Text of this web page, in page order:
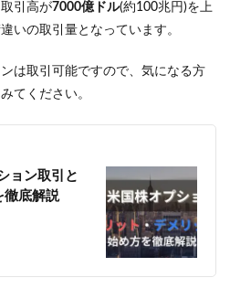
引高が7000億ドル(約100兆円)を上
いの取引量となっています。
は取引可能ですので、気になる方
てください。
ョン取引と
徹底解説